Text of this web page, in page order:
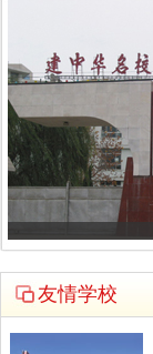
友情学校